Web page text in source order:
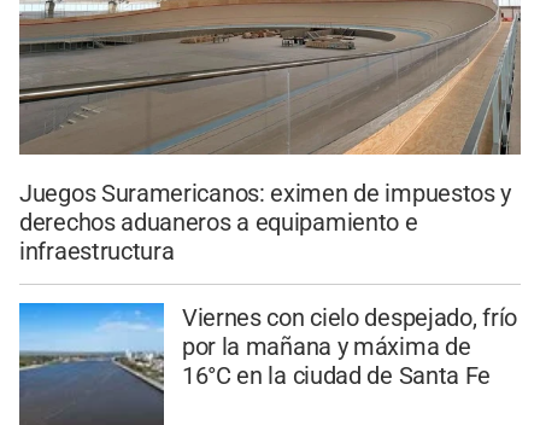
Juegos Suramericanos: eximen de impuestos y
derechos aduaneros a equipamiento e
infraestructura
Viernes con cielo despejado, frío
por la mañana y máxima de
16°C en la ciudad de Santa Fe